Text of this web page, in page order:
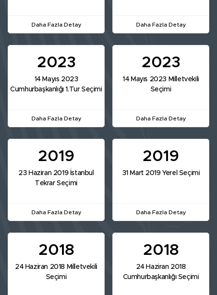
Daha Fazla Detay Daha Fazla Detay
2023
14 Mayıs 2023
Cumhurbaşkanlığı 1.Tur Seçimi
Daha Fazla Detay
2023
14 Mayıs 2023 Milletvekili
Seçimi
Daha Fazla Detay
2019
23 Haziran 2019 İstanbul
Tekrar Seçimi
Daha Fazla Detay
2019
31 Mart 2019 Yerel Seçimi
Daha Fazla Detay
2018
24 Haziran 2018 Milletvekili
Seçimi
2018
24 Haziran 2018
Cumhurbaşkanlığı Seçimi